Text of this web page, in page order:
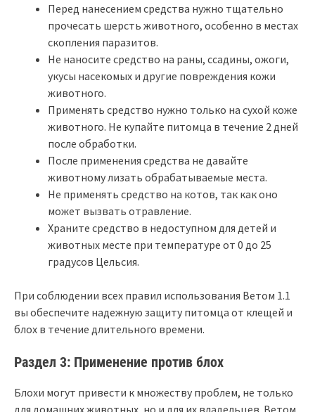
Перед нанесением средства нужно тщательно
прочесать шерсть животного, особенно в местах
скопления паразитов.
Не наносите средство на раны, ссадины, ожоги,
укусы насекомых и другие повреждения кожи
животного.
Применять средство нужно только на сухой коже
животного. Не купайте питомца в течение 2 дней
после обработки.
После применения средства не давайте
животному лизать обрабатываемые места.
Не применять средство на котов, так как оно
может вызвать отравление.
Храните средство в недоступном для детей и
животных месте при температуре от 0 до 25
градусов Цельсия.
При соблюдении всех правил использования Ветом 1.1
вы обеспечите надежную защиту питомца от клещей и
блох в течение длительного времени.
Раздел 3: Применение против блох
Блохи могут привести к множеству проблем, не только
для домашних животных, но и для их владельцев. Ветом